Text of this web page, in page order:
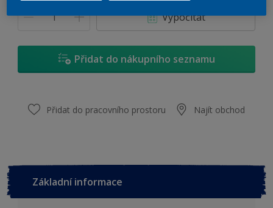
Vypočítat
Přidat do nákupního seznamu
Přidat do pracovního prostoru Najít obchod
Základní informace